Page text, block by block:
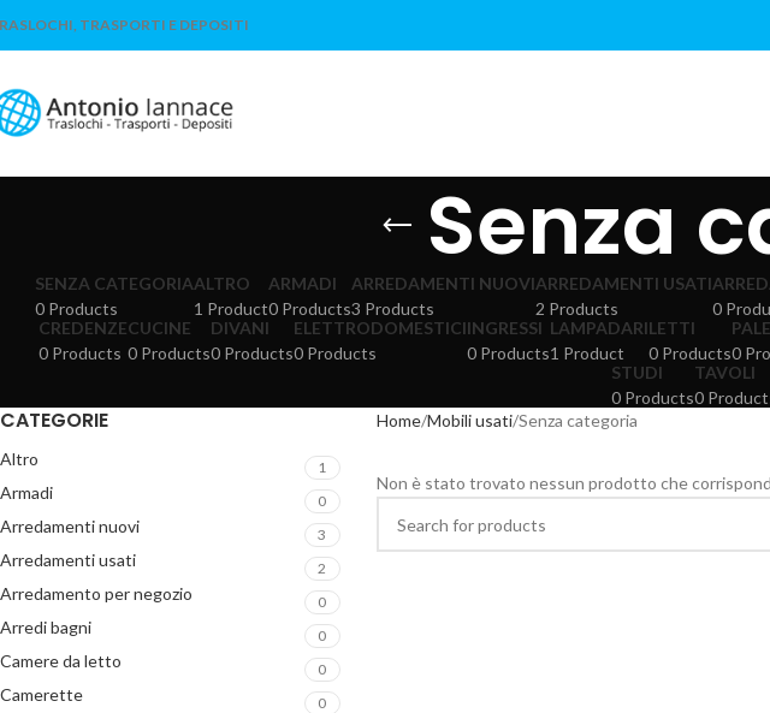
TRASPORTI E DEPOSITI
Senza
SENZA CATEGORIA
0 Products
ALTRO
1 Product
ARMADI
0 Products
ARREDAMENTI NUOVI
3 Products
ARREDAMENTI USATI
2 Products
0
CREDENZE
0 Products
CUCINE
0 Products
DIVANI
0 Products
ELETTRODOMESTICI
0 Products
INGRESSI
0 Products
LAMPADARI
1 Product
LETTI
0 Products0
STUDI
0 Products
TAVOLI
0
CATEGORIE
Altro 1
Armadi 0
Arredamenti nuovi 3
Arredamenti usati 2
Arredamento per negozio 0
Arredi bagni 0
Camere da letto 0
Camerette 0
Home Mobili usati Senza categoria
Non è stato trovato nessun prodotto che